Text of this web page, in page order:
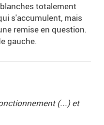
totalement
s'accumulent, mais
remise en question.
gauche.
(...) et